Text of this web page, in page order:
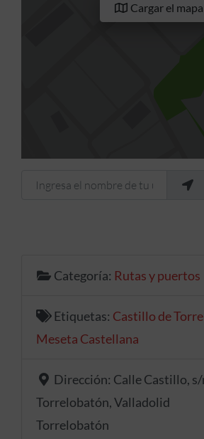
Cargar el mapa
Ingresa el nombre de tu ubicación
Categoría: Rutas y puertos
Etiquetas: Castillo de
Meseta Castellana
Dirección: Calle Castillo,
Torrelobatón, Valladolid
Torrelobatón